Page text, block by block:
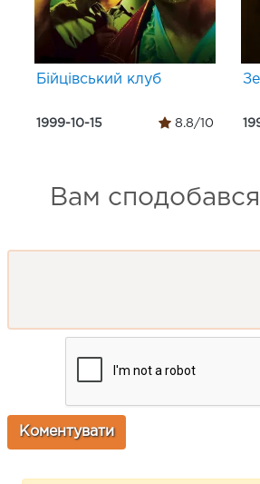
Бійцівський клуб
1999-10-15 8.8/10
Вам